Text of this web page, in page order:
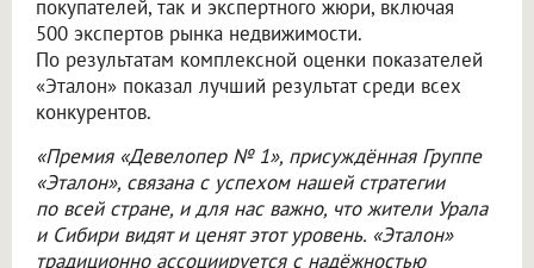
покупателей, так и экспертного жюри, включая
500 экспертов рынка недвижимости.
По результатам комплексной оценки показателей
«Эталон» показал лучший результат среди всех
конкурентов.
«Премия «Девелопер № 1», присуждённая Группе
«Эталон», связана с успехом нашей стратегии
по всей стране, и для нас важно, что жители Урала
и Сибири видят и ценят этот уровень. «Эталон»
традиционно ассоциируется с надёжностью